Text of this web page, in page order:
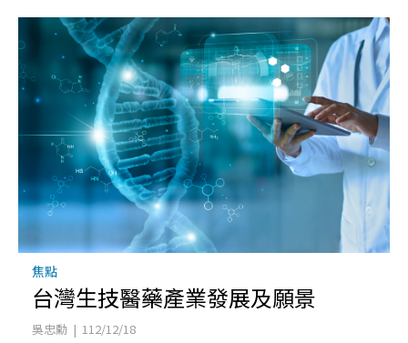
焦點
台灣生技醫藥產業發展及願景
吳忠勳 | 112/12/18